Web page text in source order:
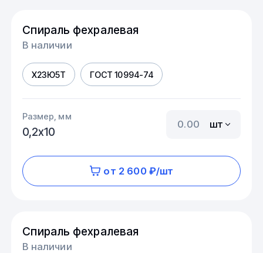
Спираль фехралевая
В наличии
Х23Ю5Т ГОСТ 10994-74
Размер, мм
0,2х10
шт
от 2 600 ₽/шт
Спираль фехралевая
В наличии